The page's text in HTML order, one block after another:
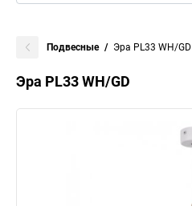
Подвесные Эра PL33 WH/GD
Эра PL33 WH/GD